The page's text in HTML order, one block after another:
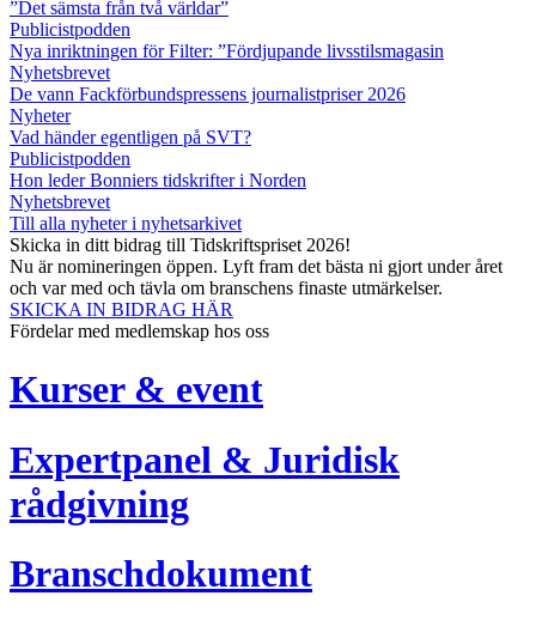
”Det sämsta från två världar”
Publicistpodden
Nya inriktningen för Filter: ”Fördjupande livsstilsmagasin
Nyhetsbrevet
De vann Fackförbundspressens journalistpriser 2026
Nyheter
Vad händer egentligen på SVT?
Publicistpodden
Hon leder Bonniers tidskrifter i Norden
Nyhetsbrevet
Till alla nyheter i nyhetsarkivet
Skicka in ditt bidrag till Tidskriftspriset 2026!
Nu är nomineringen öppen. Lyft fram det bästa ni gjort under året
och var med och tävla om branschens finaste utmärkelser.
SKICKA IN BIDRAG HÄR
Fördelar med medlemskap hos oss
Kurser & event
Expertpanel & Juridisk
rådgivning
Branschdokument